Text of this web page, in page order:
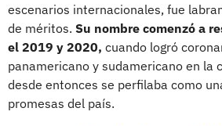
escenarios internacionales, fue
de méritos. Su nombre comenzó a
el 2019 y 2020, cuando logró
panamericano y sudamericano en la
desde entonces se perfilaba como
promesas del país.